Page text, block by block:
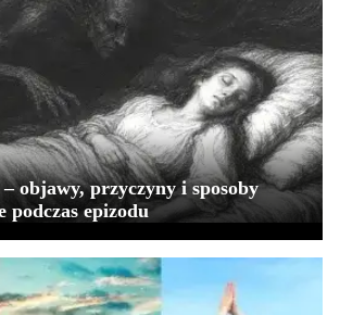
objawy, przyczyny i sposoby
podczas epizodu